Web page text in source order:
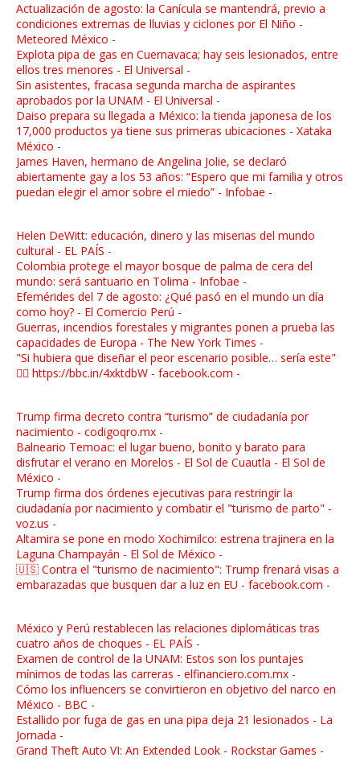
Actualización de agosto: la Canícula se mantendrá, previo a
condiciones extremas de lluvias y ciclones por El Niño -
Meteored México -
Explota pipa de gas en Cuernavaca; hay seis lesionados, entre
ellos tres menores - El Universal -
Sin asistentes, fracasa segunda marcha de aspirantes
aprobados por la UNAM - El Universal -
Daiso prepara su llegada a México: la tienda japonesa de los
17,000 productos ya tiene sus primeras ubicaciones - Xataka
México -
James Haven, hermano de Angelina Jolie, se declaró
abiertamente gay a los 53 años: “Espero que mi familia y otros
puedan elegir el amor sobre el miedo” - Infobae -
Helen DeWitt: educación, dinero y las miserias del mundo
cultural - EL PAÍS -
Colombia protege el mayor bosque de palma de cera del
mundo: será santuario en Tolima - Infobae -
Efemérides del 7 de agosto: ¿Qué pasó en el mundo un día
como hoy? - El Comercio Perú -
Guerras, incendios forestales y migrantes ponen a prueba las
capacidades de Europa - The New York Times -
"Si hubiera que diseñar el peor escenario posible… sería este"
👉🏼 https://bbc.in/4xktdbW - facebook.com -
Trump firma decreto contra “turismo” de ciudadanía por
nacimiento - codigoqro.mx -
Balneario Temoac: el lugar bueno, bonito y barato para
disfrutar el verano en Morelos - El Sol de Cuautla - El Sol de
México -
Trump firma dos órdenes ejecutivas para restringir la
ciudadanía por nacimiento y combatir el "turismo de parto" -
voz.us -
Altamira se pone en modo Xochimilco: estrena trajinera en la
Laguna Champayán - El Sol de México -
🇺🇸 Contra el "turismo de nacimiento": Trump frenará visas a
embarazadas que busquen dar a luz en EU - facebook.com -
México y Perú restablecen las relaciones diplomáticas tras
cuatro años de choques - EL PAÍS -
Examen de control de la UNAM: Estos son los puntajes
mínimos de todas las carreras - elfinanciero.com.mx -
Cómo los influencers se convirtieron en objetivo del narco en
México - BBC -
Estallido por fuga de gas en una pipa deja 21 lesionados - La
Jornada -
Grand Theft Auto VI: An Extended Look - Rockstar Games -